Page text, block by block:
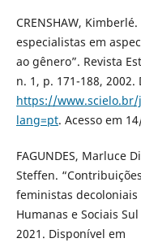
CRENSHAW,
especialistas em
ao gênero”. Revista
n. 1, p. 171-188, 2002.
https://www.scielo.br/
lang=pt. Acesso em
FAGUNDES, Marluce
Steffen.
feministas decoloniais
Humanas e Sociais
2021. Disponível em